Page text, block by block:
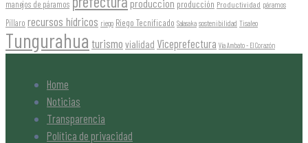
manejos de páramos
produccion producción Productividad páramos
Píllaro recursos hídricos riego Riego Tecnificado Salasaka sostenibilidad Tisaleo
Tungurahua turismo vialidad Viceprefectura Vía Ambato - El Corazón
Home
Noticias
Transparencia
Política de privacidad